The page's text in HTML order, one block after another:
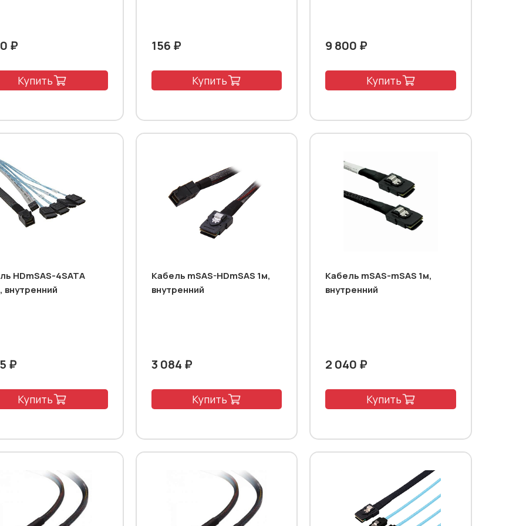
₽
Купить
156 ₽
Купить
9 800 ₽
Купить
HDmSAS-4SATA
внутренний
₽
Купить
Кабель mSAS-HDmSAS 1м,
внутренний
3 084 ₽
Купить
Кабель mSAS-mSAS 1м,
внутренний
2 040 ₽
Купить